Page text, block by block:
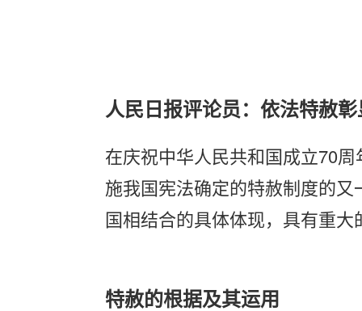
人民日报评论员：依法特赦
在庆祝中华人民共和国成立70
施我国宪法确定的特赦制度的
国相结合的具体体现，具有重
特赦的根据及其运用